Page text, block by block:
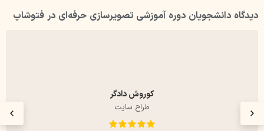
دیدگاه دانشجویان دوره آموزشی تصویرسازی حرفه‌ای در فتوشاپ
کتایون راد
طراح سایت